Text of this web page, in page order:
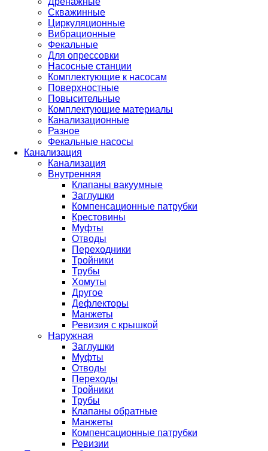
Скважинные
Циркуляционные
Вибрационные
Фекальные
Для опрессовки
Насосные станции
Комплектующие к насосам
Поверхностные
Повысительные
Комплектующие материалы
Канализационные
Разное
Фекальные насосы
Канализация
Канализация
Внутренняя
Клапаны вакуумные
Заглушки
Компенсационные патрубки
Крестовины
Муфты
Отводы
Переходники
Тройники
Трубы
Хомуты
Другое
Дефлекторы
Манжеты
Ревизия с крышкой
Наружная
Заглушки
Муфты
Отводы
Переходы
Тройники
Трубы
Клапаны обратные
Манжеты
Компенсационные патрубки
Ревизии